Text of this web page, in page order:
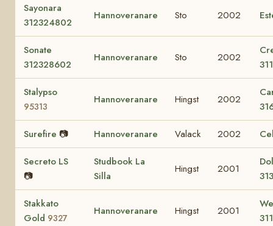
Sayonara
312324802
Hannoveranare Sto 2002
Sonate
312328602
Hannoveranare Sto 2002
Stalypso
95313
Hannoveranare Hingst 2002
Surefire 📷 Hannoveranare Valack 2002
Secreto LS
📷
Studbook La
Silla
Hingst 2001
Stakkato
Gold 9327
Hannoveranare Hingst 2001